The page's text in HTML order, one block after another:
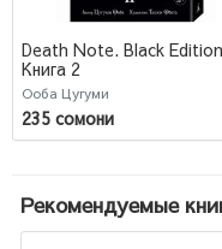
Death Note. Black
Книга 2
Ооба Цугуми
235 сомони
Рекомендуемые